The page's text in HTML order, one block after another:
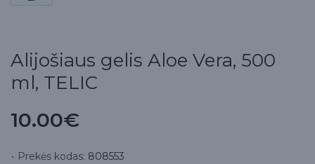
Alijošiaus gelis Aloe Vera, 500
ml, TELIC
10.00€
Prekės kodas: 808553